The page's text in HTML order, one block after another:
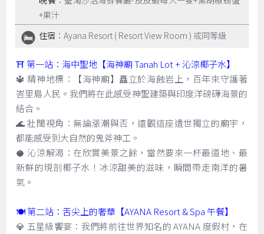
+果汁
住宿 ：Ayana Resort ( Resort View Room ) 或同等級
⛩️ 第一站：海中聖地【海神廟 Tanah Lot + 沁涼椰子水】
🔱 精神地標：【海神廟】矗立於海蝕岩上，百年來守護著
峇里島人民。我們將在此感受神聖建築與印度洋磅礴海景的
結合。
🌊 壯闊視角：無論漲潮與否，遠觀這座遺世獨立的廟宇，
都能感受到大自然的鬼斧神工。
🥥 沁涼解渴：在欣賞美景之餘，當然要來一杯最道地、最
新鮮的現剖椰子水！冰涼甜美的滋味，瞬間帶走南洋的暑
氣。
🍽️ 第二站：舌尖上的奢華【AYANA Resort & Spa 午餐】
💎 五星級饗宴：我們將前往世界知名的 AYANA 度假村，在